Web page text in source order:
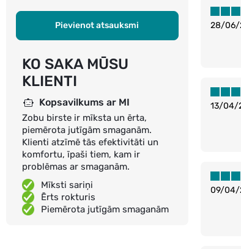
Pievienot atsauksmi
KO SAKA MŪSU
KLIENTI
Kopsavilkums ar MI
Zobu birste ir mīksta un ērta,
piemērota jutīgām smaganām.
Klienti atzīmē tās efektivitāti un
komfortu, īpaši tiem, kam ir
problēmas ar smaganām.
Mīksti sariņi
Ērts rokturis
Piemērota jutīgām smaganām
28/06/
13/04/
09/04/